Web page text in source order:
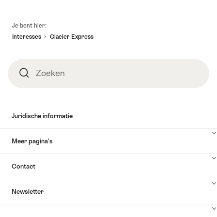
Je bent hier:
Interesses
Glacier Express
ZoekenZoeken
Juridische informatie
Meer pagina’s
Contact
Newsletter